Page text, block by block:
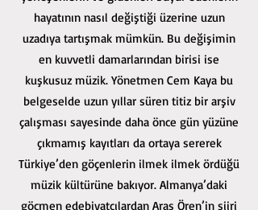
hayatının nasıl değiştiği üzerine uzun
uzadıya tartışmak mümkün. Bu değişimin
en kuvvetli damarlarından birisi ise
kuşkusuz müzik. Yönetmen Cem Kaya bu
belgeselde uzun yıllar süren titiz bir arşiv
çalışması sayesinde daha önce gün yüzüne
çıkmamış kayıtları da ortaya sererek
Türkiye’den göçenlerin ilmek ilmek ördüğü
müzik kültürüne bakıyor. Almanya’daki
göçmen edebiyatçılardan Aras Ören’in şiiri